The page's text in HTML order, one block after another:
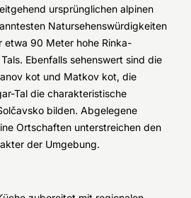
ursprünglichen alpinen
Natursehenswürdigkeiten
etwa 90 Meter hohe Rinka-
Ebenfalls sehenswert sind die
kot und Matkov kot, die
Tal die charakteristische
bilden. Abgelegene
Ortschaften unterstreichen den
der Umgebung.